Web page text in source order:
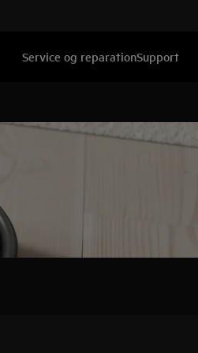
Service og reparationSupport